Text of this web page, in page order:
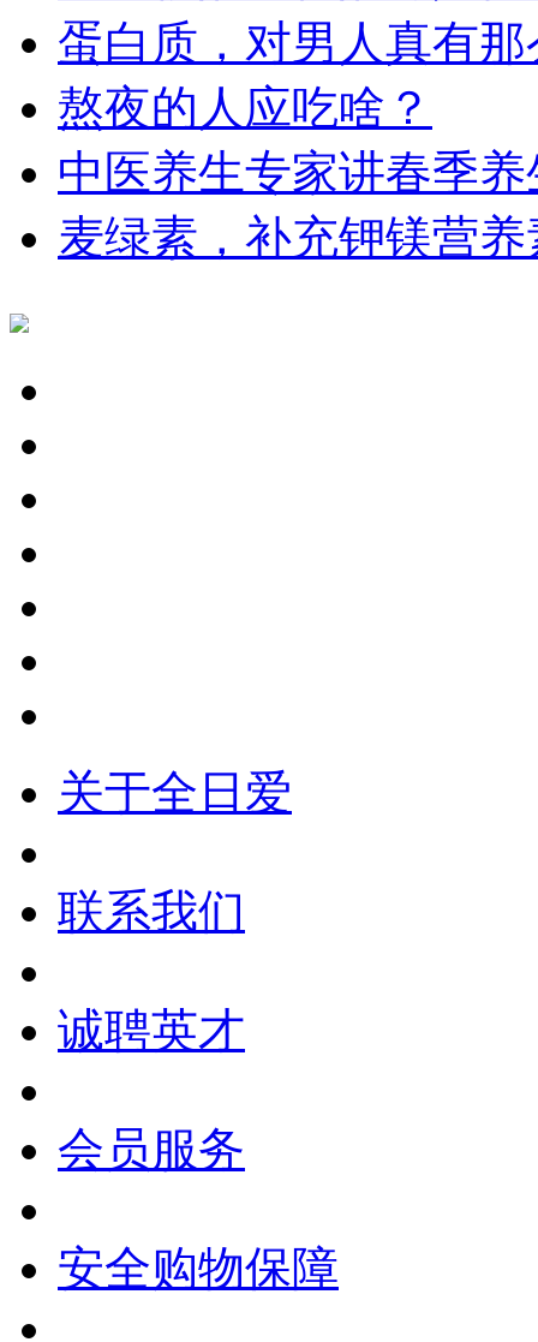
蛋白质，对男人真有
熬夜的人应吃啥？
中医养生专家讲春季养
麦绿素，补充钾镁营
关于全日爱
联系我们
诚聘英才
会员服务
安全购物保障